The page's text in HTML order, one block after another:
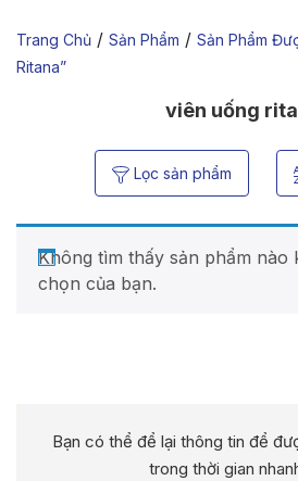
Trang Chủ / Sản Phẩm / Sản Phẩm
Ritana”
viên uống
Lọc sản phẩm
Không tìm thấy sản phẩm nào
chọn của bạn.
Bạn có thể để lại thông tin để
trong thời gian